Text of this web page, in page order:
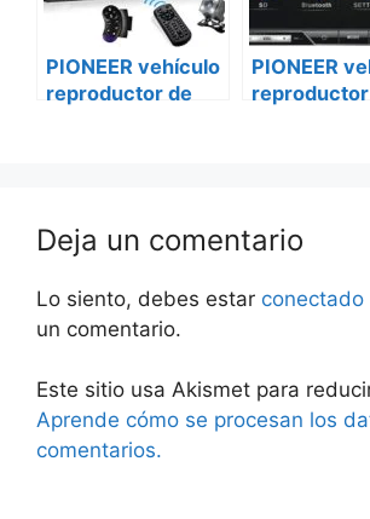
PIONEER vehículo
reproductor de
PIONEER
Deja un comentario
Lo siento, debes estar conectado
un comentario.
Este sitio usa Akismet para
Aprende cómo se procesan los
comentarios.